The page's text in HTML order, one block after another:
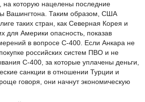
на которую нацелены последние
Вашингтона. Таким образом, США
таких стран, как Северная Корея и
для Америки опасность, показав
в вопросе С-400. Если Анкара не
российских систем ПВО и не
С-400, за которые уплачены деньги,
санкции в отношении Турции и
говоря, они начнут экономическую